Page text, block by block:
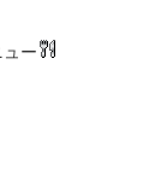
ー